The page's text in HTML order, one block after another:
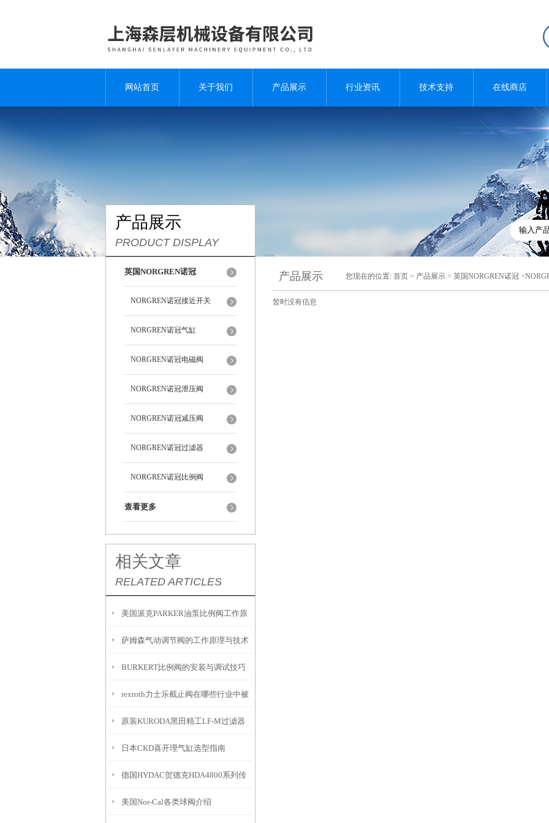
网站首页 关于我们 产品展示 行业资讯 技术支持 在线商店
产品展示
PRODUCT DISPLAY
英国NORGREN诺冠
NORGREN诺冠接近开关
NORGREN诺冠气缸
NORGREN诺冠电磁阀
NORGREN诺冠泄压阀
NORGREN诺冠减压阀
NORGREN诺冠过滤器
NORGREN诺冠比例阀
查看更多
相关文章
RELATED ARTICLES
美国派克PARKER油泵比例阀工作原
理
萨姆森气动调节阀的工作原理与技术
优势
BURKERT比例阀的安装与调试技巧
rexroth力士乐截止阀在哪些行业中被
广泛应用？
原装KURODA黑田精工LF-M过滤器
解析
日本CKD喜开理气缸选型指南
德国HYDAC贺德克HDA4800系列传
感器核心特点及技术参数
美国Nor-Cal各类球阀介绍
产品展示 您现在的位置: 首页 > 产品展示 > 英国NORGREN诺冠
暂时没有信息